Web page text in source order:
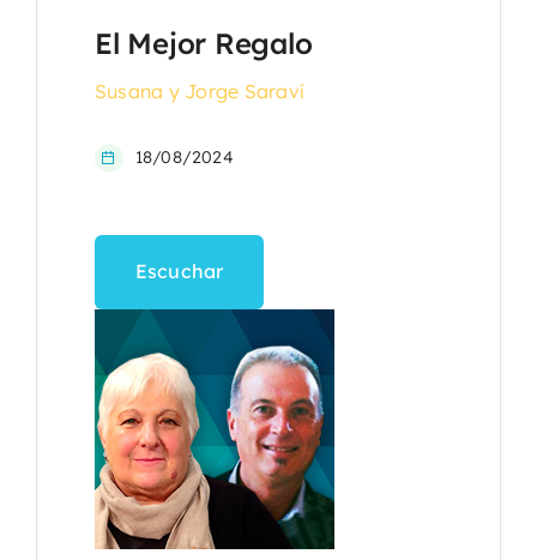
El Mejor Regalo
Susana y Jorge Saraví
18/08/2024
Escuchar